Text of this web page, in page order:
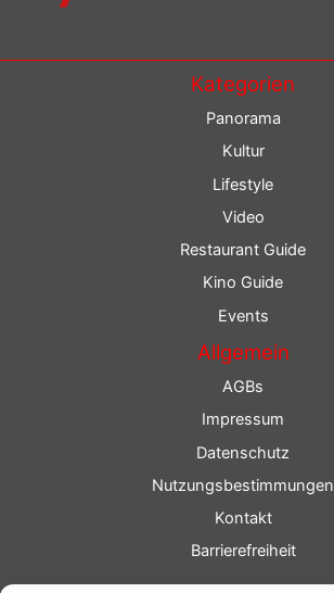
Kategorien
Panorama
Kultur
Lifestyle
Video
Restaurant Guide
Kino Guide
Events
Allgemein
AGBs
Impressum
Datenschutz
Nutzungsbestimmungen
Kontakt
Barrierefreiheit